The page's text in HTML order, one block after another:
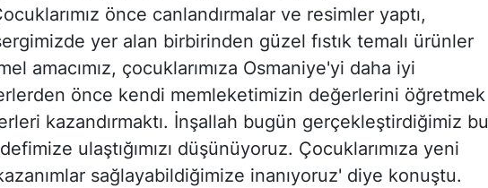
önce canlandırmalar ve resimler yaptı,
yer alan birbirinden güzel fıstık temalı ürünler
amacımız, çocuklarımıza Osmaniye'yi daha iyi
önce kendi memleketimizin değerlerini öğretmek
kazandırmaktı. İnşallah bugün gerçekleştirdiğimiz bu
ulaştığımızı düşünüyoruz. Çocuklarımıza yeni
sağlayabildiğimize inanıyoruz' diye konuştu.